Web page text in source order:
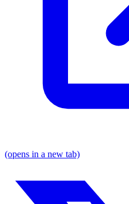
(opens in a new tab)